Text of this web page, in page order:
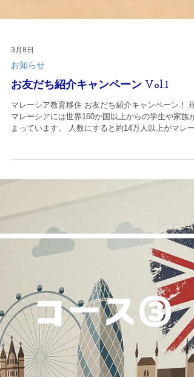
お知らせ
お友だち紹介キャンペーン Vol.1
マレーシア教育移住 お友だち紹介キャンペーン！
マレーシアには世界160か国以上からの学生や家族
まっています。 人数にすると約14万人以上がマレー
アで学んでおり、国際教育ハブとして注目を集めて
ます。 その理由は、 質の高い教育・生活費・英語環
境・安全で多文化な社会 など、バランスの取れた教
環境にあると言えます。さらにマレーシアは、多民
国家ならではの文化的な寛容さがあり、さまざまな
の人が暮らしやすい環境が整っています。英語が広
使われていることもポイントです。 Why マレーシア
世界中の人が何故マレーシアを選ぶのでしょうか？
例えば 中国 英語教育、欧米よりも近くて費用が抑
れる。 インド・バングラデシュなど南アジア 医学・
IT・ビジネスなど専門教育を比較的低コストで学べ